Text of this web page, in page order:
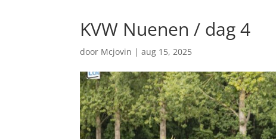
KVW Nuenen / dag 4
door Mcjovin |aug 15, 2025